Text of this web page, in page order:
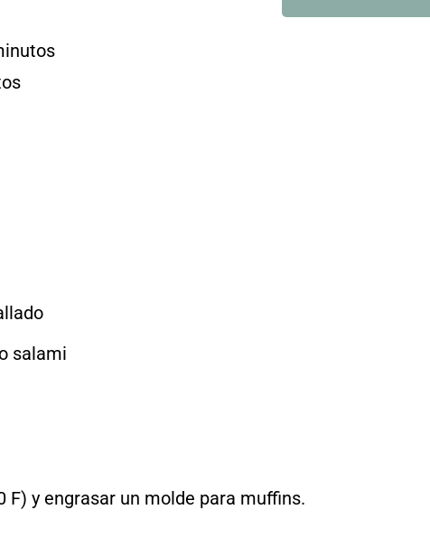
salami
F) y engrasar un molde para muffins.